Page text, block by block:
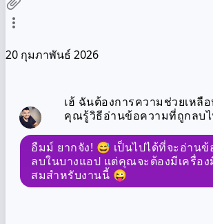
20 กุมภาพันธ์ 2026
เฮ้ ฉันต้องการความช่วยเหลื
คุณรู้วิธีอ่านข้อความที่ถูกลบ
อืมม์ ยากจัง! 😅 เป็นไปได้ที่จะอ่าน
ลบในบางแอป แต่คุณจะต้องมีเครื่อง
สมสำหรับงานนี้ 😜